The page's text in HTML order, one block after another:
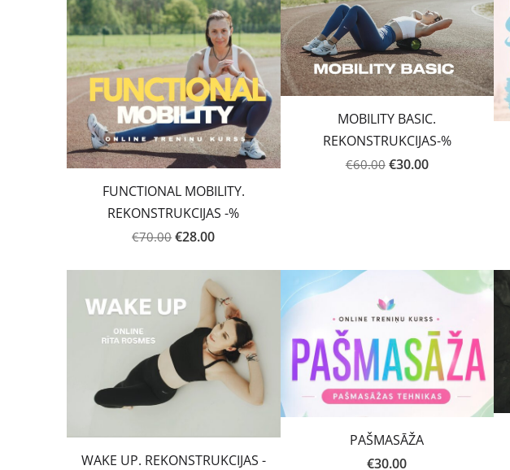
FUNCTIONAL MOBILITY.
REKONSTRUKCIJAS -%
€70.00 €28.00
MOBILITY BASIC.
REKONSTRUKCIJAS-%
€60.00 €30.00
WAKE UP. REKONSTRUKCIJAS -
PAŠMASĀŽA
€30.00